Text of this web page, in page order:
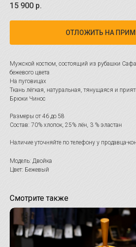
15 900 р.
ОТЛОЖИТЬ НА
Мужской костюм, состоящий из рубашки
бежевого цвета
На пуговицах
Ткань лёгкая, натуральная, тянущаяся и
Брюки Чинос
Размеры от 46 до 58
Состав: 70% хлопок, 25% лён, 3 % эластан
Наличие уточняйте по телефону у продавца-
Модель: Двойка
Цвет: Бежевый
Смотрите также